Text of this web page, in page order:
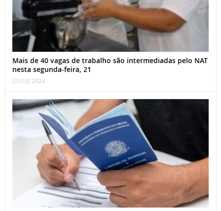
Mais de 40 vagas de trabalho são intermediadas pelo NAT
nesta segunda-feira, 21
21/10/ 2024